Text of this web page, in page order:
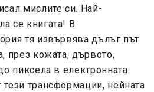
мислите си. Най-
се книгата! В
тя извървява дълъг път
през кожата, дървото,
пиксела в електронната
трансформации, нейната